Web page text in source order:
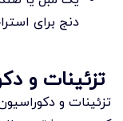
دنج برای
تزئینات و
تزئینات و